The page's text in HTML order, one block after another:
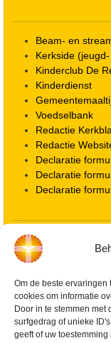
Om de beste
cookies om informatie
Door in te stemmen
surfgedrag of unieke
geeft of uw
Beam- en
Kerkside
Kinderclub De
Kinderdienst
Voedselbank
Redactie
Redactie
Declaratie
Declaratie
Declaratie
Locatie kerk
ANBI informatie
Vrienden van
Info Kerkelijke
Redactiestatuut
Beleid Veilige